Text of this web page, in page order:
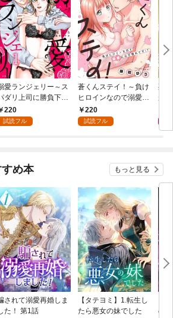
愛ランジェリー～ス
ダリ上司に勝負下着
見られたら淫靡な恋
始まった～【分冊
220
試読フル
蒼くんステイ！～負け
ヒロインなので溺愛に
は不慣れです！？～
【分冊版】 1話
220
試読フル
死
が
っ
め本 もっと見る
されて溺愛再婚しま
た！ 第1話
【タテヨミ】1.転生し
たら悪女の妹でした
の